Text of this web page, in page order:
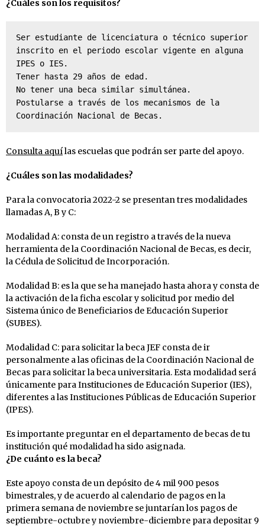
¿Cuáles son los requisitos?
Ser estudiante de licenciatura o técnico superior
inscrito en el periodo escolar vigente en alguna
IPES o IES.
Tener hasta 29 años de edad.
No tener una beca similar simultánea.
Postularse a través de los mecanismos de la
Coordinación Nacional de Becas.
Consulta aquílas escuelas que podrán ser parte del apoyo.
¿Cuáles son las modalidades?
Para la convocatoria 2022-2 se presentan tres modalidades
llamadas A, B y C:
Modalidad A: consta de un registro a través de la nueva
herramienta de la Coordinación Nacional de Becas, es decir,
la Cédula de Solicitud de Incorporación.
Modalidad B: es la que se ha manejado hasta ahora y consta de
la activación de la ficha escolar y solicitud por medio del
Sistema único de Beneficiarios de Educación Superior
(SUBES).
Modalidad C: para solicitar la beca JEF consta de ir
personalmente a las oficinas de la Coordinación Nacional de
Becas para solicitar la beca universitaria. Esta modalidad será
únicamente para Instituciones de Educación Superior (IES),
diferentes a las Instituciones Públicas de Educación Superior
(IPES).
Es importante preguntar en el departamento de becas de tu
institución qué modalidad ha sido asignada.
¿De cuánto es la beca?
Este apoyo consta de un depósito de 4 mil 900 pesos
bimestrales, y de acuerdo al calendario de pagos en la
primera semana de noviembre se juntarían los pagos de
septiembre-octubre y noviembre-diciembre para depositar 9